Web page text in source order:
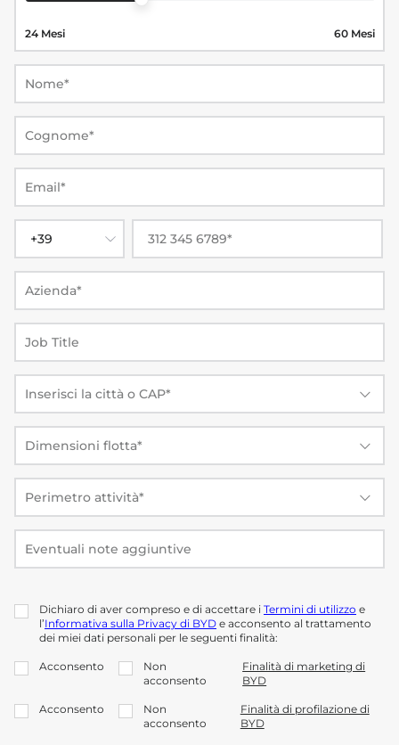
24 Mesi 60 Mesi
Dichiaro di aver compreso e di accettare i Termini di utilizzo e
l’Informativa sulla Privacy di BYD e acconsento al trattamento
dei miei dati personali per le seguenti finalità:
Acconsento
Non
acconsento
Finalità di marketing di
BYD
Acconsento
Non
acconsento
Finalità di profilazione di
BYD